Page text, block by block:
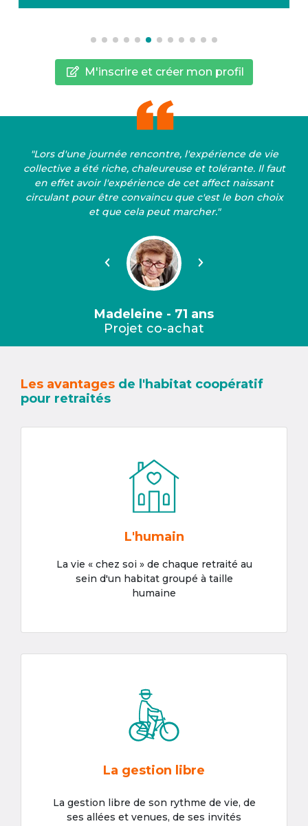
M'inscrire et créer mon profil
"Lors d'une journée rencontre, l'expérience de vie
collective a été riche, chaleureuse et tolérante. Il faut
en effet avoir l'expérience de cet affect naissant
circulant pour être convaincu que c'est le bon choix
et que cela peut marcher."
Précédent Suivant
Madeleine - 71 ans
Projet co-achat
Les avantages de l'habitat coopératif
pour retraités
L'humain
La vie « chez soi » de chaque retraité au
sein d'un habitat groupé à taille
humaine
La gestion libre
La gestion libre de son rythme de vie, de
ses allées et venues, de ses invités